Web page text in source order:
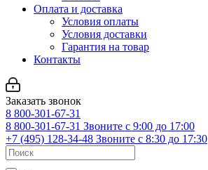
Оплата и доставка
Условия оплаты
Условия доставки
Гарантия на товар
Контакты
Заказать звонок
8 800-301-67-31
8 800-301-67-31 Звоните с 9:00 до 17:00
+7 (495) 128-34-48 Звоните с 8:30 до 17:30